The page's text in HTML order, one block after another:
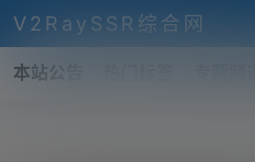
V2RaySSR综合网
本站公告